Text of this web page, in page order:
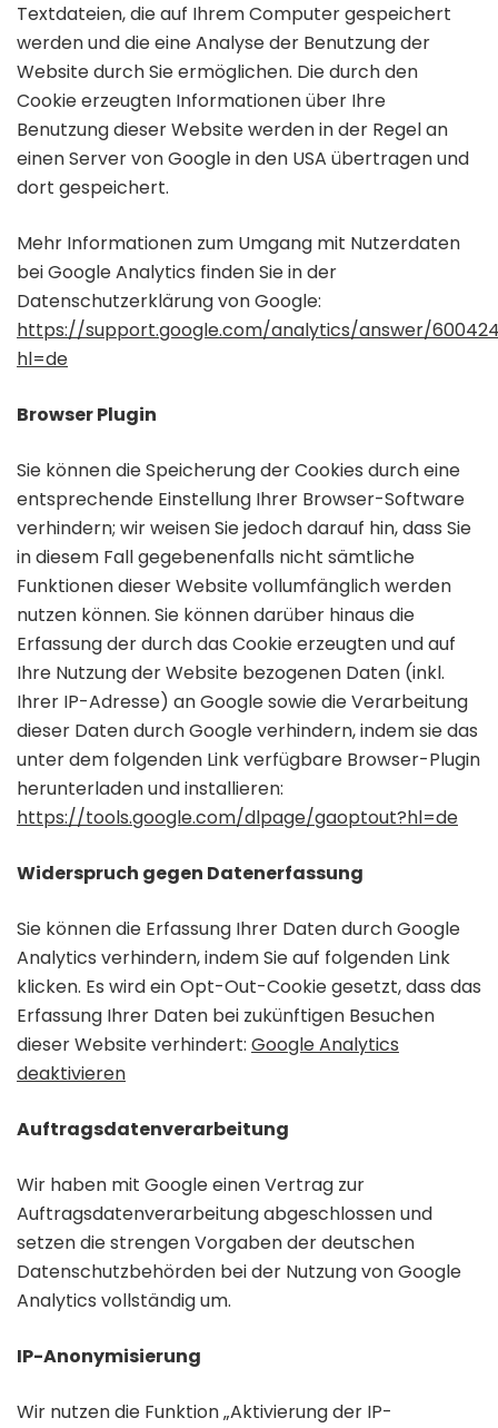
Textdateien, die auf Ihrem Computer gespeichert
werden und die eine Analyse der Benutzung der
Website durch Sie ermöglichen. Die durch den
Cookie erzeugten Informationen über Ihre
Benutzung dieser Website werden in der Regel an
einen Server von Google in den USA übertragen und
dort gespeichert.
Mehr Informationen zum Umgang mit Nutzerdaten
bei Google Analytics finden Sie in der
Datenschutzerklärung von Google:
https://support.google.com/analytics/answer/
hl=de
Browser Plugin
Sie können die Speicherung der Cookies durch eine
entsprechende Einstellung Ihrer Browser-Software
verhindern; wir weisen Sie jedoch darauf hin, dass Sie
in diesem Fall gegebenenfalls nicht sämtliche
Funktionen dieser Website vollumfänglich werden
nutzen können. Sie können darüber hinaus die
Erfassung der durch das Cookie erzeugten und auf
Ihre Nutzung der Website bezogenen Daten (inkl.
Ihrer IP-Adresse) an Google sowie die Verarbeitung
dieser Daten durch Google verhindern, indem sie das
unter dem folgenden Link verfügbare Browser-Plugin
herunterladen und installieren:
https://tools.google.com/dlpage/gaoptout?hl=de
Widerspruch gegen Datenerfassung
Sie können die Erfassung Ihrer Daten durch Google
Analytics verhindern, indem Sie auf folgenden Link
klicken. Es wird ein Opt-Out-Cookie gesetzt, dass das
Erfassung Ihrer Daten bei zukünftigen Besuchen
dieser Website verhindert: Google Analytics
deaktivieren
Auftragsdatenverarbeitung
Wir haben mit Google einen Vertrag zur
Auftragsdatenverarbeitung abgeschlossen und
setzen die strengen Vorgaben der deutschen
Datenschutzbehörden bei der Nutzung von Google
Analytics vollständig um.
IP-Anonymisierung
Wir nutzen die Funktion „Aktivierung der IP-